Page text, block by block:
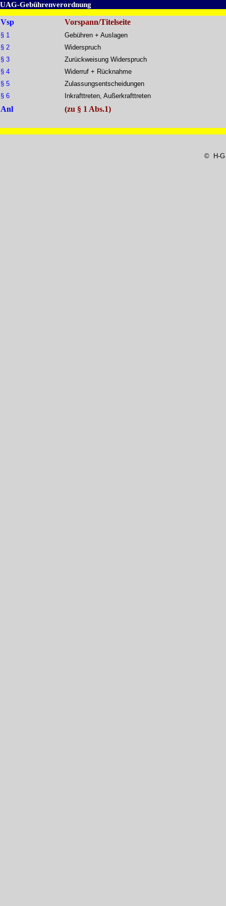
UAG-Gebührenverordnung
Vsp Vorspann/Titelseite
§ 1
§ 2
§ 3
§ 4
§ 5
§ 6
Gebühren + Auslagen
Widerspruch
Zurückweisung Widerspruch
Widerruf + Rücknahme
Zulassungsentscheidungen
Inkrafttreten, Außerkrafttreten
Anl (zu § 1 Abs.1)
© H-G